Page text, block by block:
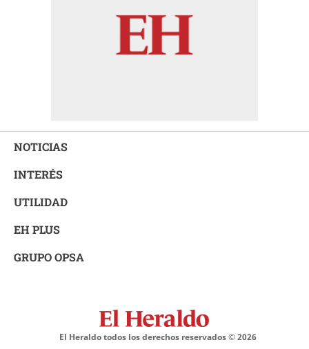
NOTICIAS
INTERÉS
UTILIDAD
EH PLUS
GRUPO OPSA
El Heraldo todos los derechos reservados ©2026